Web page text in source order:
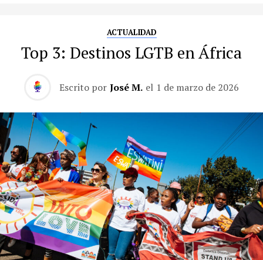
ACTUALIDAD
Top 3: Destinos LGTB en África
Escrito por José M. el 1 de marzo de 2026